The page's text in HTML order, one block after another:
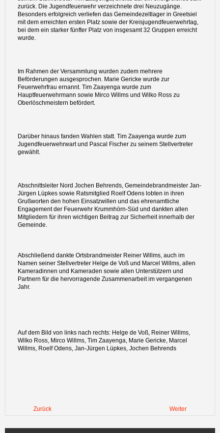
zurück. Die Jugendfeuerwehr verzeichnete drei Neuzugänge.
Besonders erfolgreich verliefen das Gemeindezeltlager in Greetsiel
mit dem erreichten ersten Platz sowie der Kreisjugendfeuerwehrtag,
bei dem ein starker fünfter Platz von insgesamt 32 Gruppen erreicht
wurde.
Im Rahmen der Versammlung wurden zudem mehrere
Beförderungen ausgesprochen. Marie Gericke wurde zur
Feuerwehrfrau ernannt. Tim Zaayenga wurde zum
Hauptfeuerwehrmann sowie Mirco Willms und Wilko Ross zu
Oberlöschmeistern befördert.
Darüber hinaus fanden Wahlen statt. Tim Zaayenga wurde zum
Jugendfeuerwehrwart und Pascal Fischer zu seinem Stellvertreter
gewählt.
Abschnittsleiter Nord Jochen Behrends, Gemeindebrandmeister Jan-
Jürgen Lüpkes sowie Ratsmitglied Roelf Odens lobten in ihren
Grußworten den hohen Einsatzwillen und das ehrenamtliche
Engagement der Feuerwehr Krummhörn-Süd und dankten allen
Mitgliedern für ihren wichtigen Beitrag zur Sicherheit innerhalb der
Gemeinde.
Abschließend dankte Ortsbrandmeister Reiner Willms, auch im
Namen seiner Stellvertreter Helge de Voß und Marcel Willms, allen
Kameradinnen und Kameraden sowie allen Unterstützern und
Partnern für die hervorragende Zusammenarbeit im vergangenen
Jahr.
Auf dem Bild von links nach rechts: Helge de Voß, Reiner Willms,
Wilko Ross, Mirco Willms, Tim Zaayenga, Marie Gericke, Marcel
Willms, Roelf Odens, Jan-Jürgen Lüpkes, Jochen Behrends
Zurück Weiter